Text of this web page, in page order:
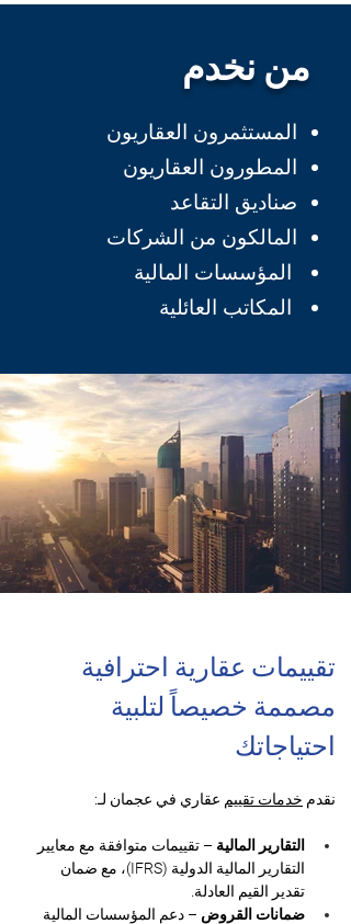
من نخدم
المستثمرون العقاريون
المطورون العقاريون
صناديق التقاعد
المالكون من الشركات
المؤسسات المالية
المكاتب العائلية
تقييمات عقارية احترافية
مصممة خصيصاً لتلبية
احتياجاتك
نقدم خدمات تقييم عقاري في عجمان لـ:
التقارير المالية – تقييمات متوافقة مع معايير
التقارير المالية الدولية (IFRS)، مع ضمان
تقدير القيم العادلة.
ضمانات القروض – دعم المؤسسات المالية